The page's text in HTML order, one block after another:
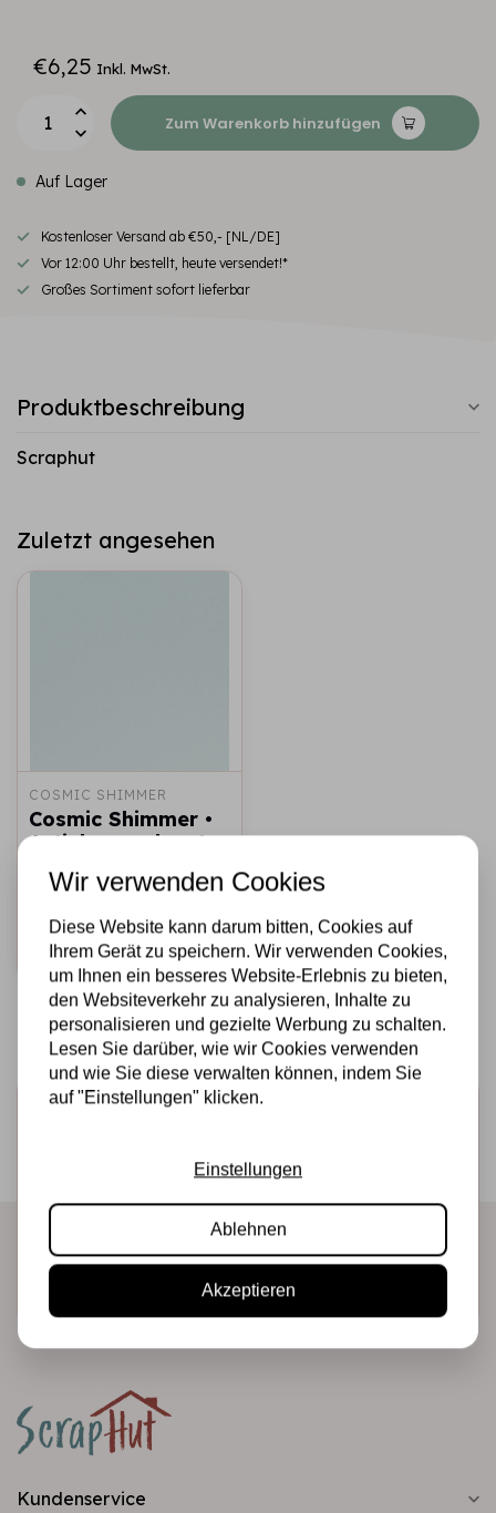
€6,25 Inkl. MwSt.
Zum Warenkorb hinzufügen
Auf Lager
Kostenloser Versand ab €50,- [NL/DE]
Vor 12:00 Uhr bestellt, heute versendet!*
Großes Sortiment sofort lieferbar
Produktbeschreibung
Scraphut
Zuletzt angesehen
COSMIC SHIMMER
Cosmic Shimmer •
Antieke zandpasta
Delicate blue
Schnell
hinzufügen
Melden Sie sich für den Newsletter an
Produkte direkt in Ihrem Posteingang!
Kundenservice
Wir verwenden Cookies
Diese Website kann darum bitten, Cookies auf
Ihrem Gerät zu speichern. Wir verwenden Cookies,
um Ihnen ein besseres Website-Erlebnis zu bieten,
den Websiteverkehr zu analysieren, Inhalte zu
personalisieren und gezielte Werbung zu schalten.
Lesen Sie darüber, wie wir Cookies verwenden
und wie Sie diese verwalten können, indem Sie
auf "Einstellungen" klicken.
Einstellungen
Ablehnen
Akzeptieren